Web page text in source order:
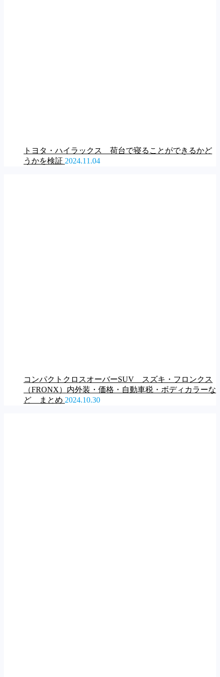
トヨタ・ハイラックス 荷台で寝ることができるかど
うかを検証 2024.11.04
コンパクトクロスオーバーSUV スズキ・フロンクス
（FRONX）内外装・価格・自動車税・ボディカラーな
ど まとめ 2024.10.30